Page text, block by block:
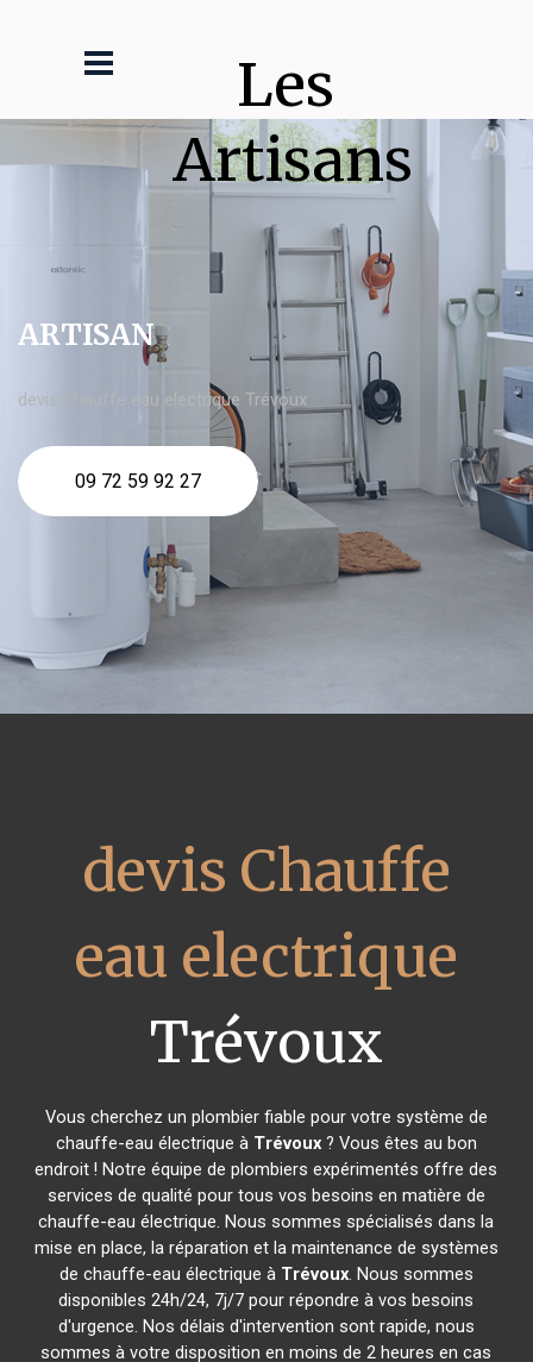
Les
Artisans
ARTISAN
devis Chauffe eau electrique Trévoux
09 72 59 92 27
devis Chauffe
eau electrique
Trévoux
Vous cherchez un plombier fiable pour votre système de
chauffe-eau électrique à Trévoux? Vous êtes au bon
endroit ! Notre équipe de plombiers expérimentés offre des
services de qualité pour tous vos besoins en matière de
chauffe-eau électrique. Nous sommes spécialisés dans la
mise en place, la réparation et la maintenance de systèmes
de chauffe-eau électrique à Trévoux. Nous sommes
disponibles 24h/24, 7j/7 pour répondre à vos besoins
d'urgence. Nos délais d'intervention sont rapide, nous
sommes à votre disposition en moins de 2 heures en cas